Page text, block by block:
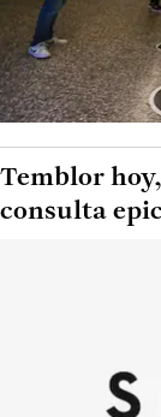
Temblor
consulta